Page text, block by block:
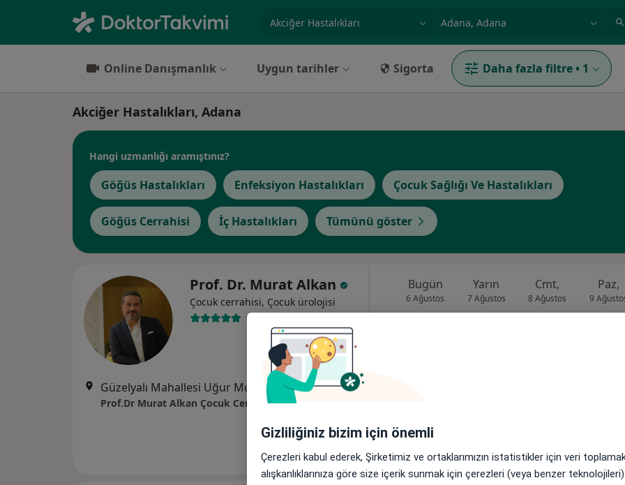
Online Danışmanlık Uygun tarihler Sigorta Daha fazla filtre • 1
Akciğer Hastalıkları, Adana
Hangi uzmanlığı aramıştınız?
Göğüs Hastalıkları Enfeksiyon Hastalıkları Çocuk Sağlığı Ve Hastalıkları
Göğüs Cerrahisi İç Hastalıkları Tümünü göster
Prof. Dr. Murat Alkan
Çocuk cerrahisi, Çocuk ürolojisi
134 görüş
Güzelyalı Mahallesi Uğur Mumcu Blv. Adana Kule Apartmanı No:2/1, Adana •Harita
Bugün
6 Ağustos
Yarın
7 Ağustos
Cmt,
8 Ağustos
Paz,
9
Gizliliğiniz bizim için önemli
Çerezleri kabul ederek, Şirketimiz ve ortaklarımızın istatistikler için veri
alışkanlıklarınıza göre size içerik sunmak için çerezleri (veya benzer